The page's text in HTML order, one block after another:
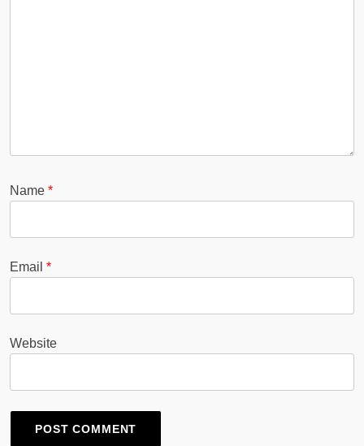
Name *
Email *
Website